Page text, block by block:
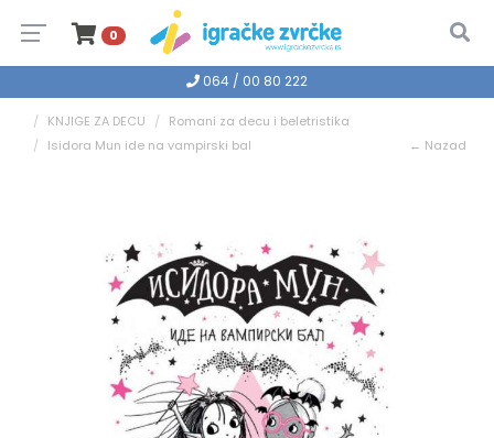
0
064 / 00 80 222
KNJIGE ZA DECU
Romani za decu i beletristika
Isidora Mun ide na vampirski bal
← Nazad